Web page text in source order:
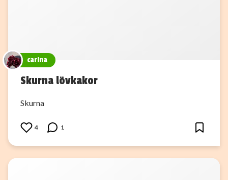
carina
Skurna lövkakor
Skurna
4 1